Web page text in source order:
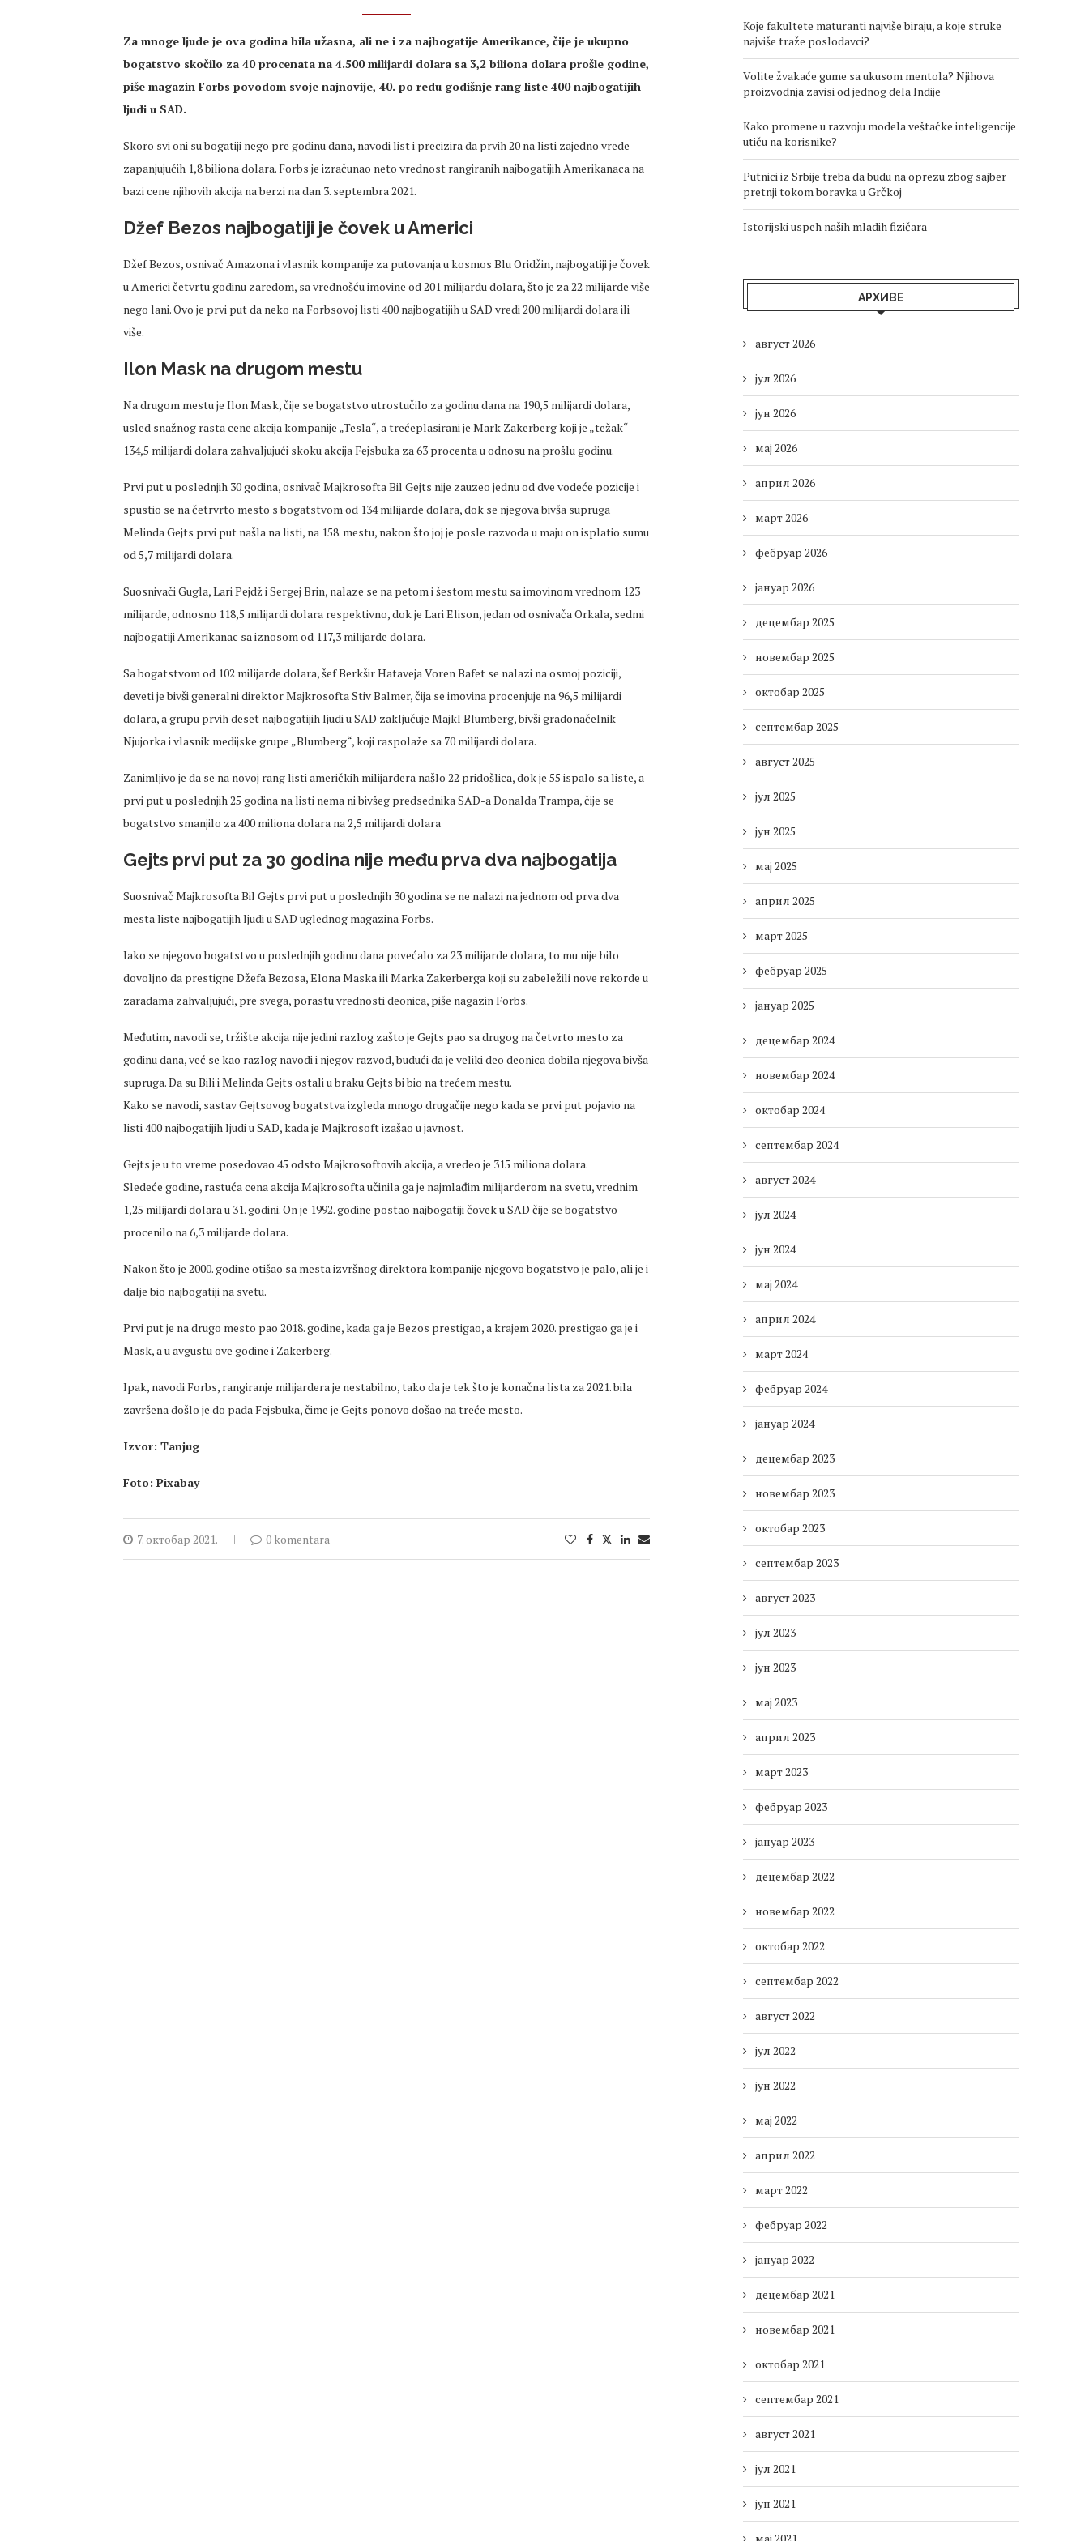
Za mnoge ljude je ova godina bila užasna, ali ne i za najbogatije Amerikance, čije je ukupno
bogatstvo skočilo za 40 procenata na 4.500 milijardi dolara sa 3,2 biliona dolara prošle godine,
piše magazin Forbs povodom svoje najnovije, 40. po redu godišnje rang liste 400 najbogatijih
ljudi u SAD.
Skoro svi oni su bogatiji nego pre godinu dana, navodi list i precizira da prvih 20 na listi zajedno vrede
zapanjujućih 1,8 biliona dolara. Forbs je izračunao neto vrednost rangiranih najbogatijih Amerikanaca na
bazi cene njihovih akcija na berzi na dan 3. septembra 2021.
Džef Bezos najbogatiji je čovek u Americi
Džef Bezos, osnivač Amazona i vlasnik kompanije za putovanja u kosmos Blu Oridžin, najbogatiji je čovek
u Americi četvrtu godinu zaredom, sa vrednošću imovine od 201 milijardu dolara, što je za 22 milijarde više
nego lani. Ovo je prvi put da neko na Forbsovoj listi 400 najbogatijih u SAD vredi 200 milijardi dolara ili
više.
Ilon Mask na drugom mestu
Na drugom mestu je Ilon Mask, čije se bogatstvo utrostučilo za godinu dana na 190,5 milijardi dolara,
usled snažnog rasta cene akcija kompanije „Tesla“, a trećeplasirani je Mark Zakerberg koji je „težak“
134,5 milijardi dolara zahvaljujući skoku akcija Fejsbuka za 63 procenta u odnosu na prošlu godinu.
Prvi put u poslednjih 30 godina, osnivač Majkrosofta Bil Gejts nije zauzeo jednu od dve vodeće pozicije i
spustio se na četrvrto mesto s bogatstvom od 134 milijarde dolara, dok se njegova bivša supruga
Melinda Gejts prvi put našla na listi, na 158. mestu, nakon što joj je posle razvoda u maju on isplatio sumu
od 5,7 milijardi dolara.
Suosnivači Gugla, Lari Pejdž i Sergej Brin, nalaze se na petom i šestom mestu sa imovinom vrednom 123
milijarde, odnosno 118,5 milijardi dolara respektivno, dok je Lari Elison, jedan od osnivača Orkala, sedmi
najbogatiji Amerikanac sa iznosom od 117,3 milijarde dolara.
Sa bogatstvom od 102 milijarde dolara, šef Berkšir Hataveja Voren Bafet se nalazi na osmoj poziciji,
deveti je bivši generalni direktor Majkrosofta Stiv Balmer, čija se imovina procenjuje na 96,5 milijardi
dolara, a grupu prvih deset najbogatijih ljudi u SAD zaključuje Majkl Blumberg, bivši gradonačelnik
Njujorka i vlasnik medijske grupe „Blumberg“, koji raspolaže sa 70 milijardi dolara.
Zanimljivo je da se na novoj rang listi američkih milijardera našlo 22 pridošlica, dok je 55 ispalo sa liste, a
prvi put u poslednjih 25 godina na listi nema ni bivšeg predsednika SAD-a Donalda Trampa, čije se
bogatstvo smanjilo za 400 miliona dolara na 2,5 milijardi dolara
Gejts prvi put za 30 godina nije među prva dva najbogatija
Suosnivač Majkrosofta Bil Gejts prvi put u poslednjih 30 godina se ne nalazi na jednom od prva dva
mesta liste najbogatijih ljudi u SAD uglednog magazina Forbs.
Iako se njegovo bogatstvo u poslednjih godinu dana povećalo za 23 milijarde dolara, to mu nije bilo
dovoljno da prestigne Džefa Bezosa, Elona Maska ili Marka Zakerberga koji su zabeležili nove rekorde u
zaradama zahvaljujući, pre svega, porastu vrednosti deonica, piše nagazin Forbs.
Međutim, navodi se, tržište akcija nije jedini razlog zašto je Gejts pao sa drugog na četvrto mesto za
godinu dana, već se kao razlog navodi i njegov razvod, budući da je veliki deo deonica dobila njegova bivša
supruga. Da su Bili i Melinda Gejts ostali u braku Gejts bi bio na trećem mestu.
Kako se navodi, sastav Gejtsovog bogatstva izgleda mnogo drugačije nego kada se prvi put pojavio na
listi 400 najbogatijih ljudi u SAD, kada je Majkrosoft izašao u javnost.
Gejts je u to vreme posedovao 45 odsto Majkrosoftovih akcija, a vredeo je 315 miliona dolara.
Sledeće godine, rastuća cena akcija Majkrosofta učinila ga je najmlađim milijarderom na svetu, vrednim
1,25 milijardi dolara u 31. godini. On je 1992. godine postao najbogatiji čovek u SAD čije se bogatstvo
procenilo na 6,3 milijarde dolara.
Nakon što je 2000. godine otišao sa mesta izvršnog direktora kompanije njegovo bogatstvo je palo, ali je i
dalje bio najbogatiji na svetu.
Prvi put je na drugo mesto pao 2018. godine, kada ga je Bezos prestigao, a krajem 2020. prestigao ga je i
Mask, a u avgustu ove godine i Zakerberg.
Ipak, navodi Forbs, rangiranje milijardera je nestabilno, tako da je tek što je konačna lista za 2021. bila
završena došlo je do pada Fejsbuka, čime je Gejts ponovo došao na treće mesto.
Izvor: Tanjug
Foto: Pixabay
7. октобар 2021. 0 komentara
Koje fakultete maturanti najviše biraju, a koje struke
najviše traže poslodavci?
Volite žvakaće gume sa ukusom mentola? Njihova
proizvodnja zavisi od jednog dela Indije
Kako promene u razvoju modela veštačke inteligencije
utiču na korisnike?
Putnici iz Srbije treba da budu na oprezu zbog sajber
pretnji tokom boravka u Grčkoj
Istorijski uspeh naših mladih fizičara
АРХИВЕ
август 2026
јул 2026
јун 2026
мај 2026
април 2026
март 2026
фебруар 2026
јануар 2026
децембар 2025
новембар 2025
октобар 2025
септембар 2025
август 2025
јул 2025
јун 2025
мај 2025
април 2025
март 2025
фебруар 2025
јануар 2025
децембар 2024
новембар 2024
октобар 2024
септембар 2024
август 2024
јул 2024
јун 2024
мај 2024
април 2024
март 2024
фебруар 2024
јануар 2024
децембар 2023
новембар 2023
октобар 2023
септембар 2023
август 2023
јул 2023
јун 2023
мај 2023
април 2023
март 2023
фебруар 2023
јануар 2023
децембар 2022
новембар 2022
октобар 2022
септембар 2022
август 2022
јул 2022
јун 2022
мај 2022
април 2022
март 2022
фебруар 2022
јануар 2022
децембар 2021
новембар 2021
октобар 2021
септембар 2021
август 2021
јул 2021
јун 2021